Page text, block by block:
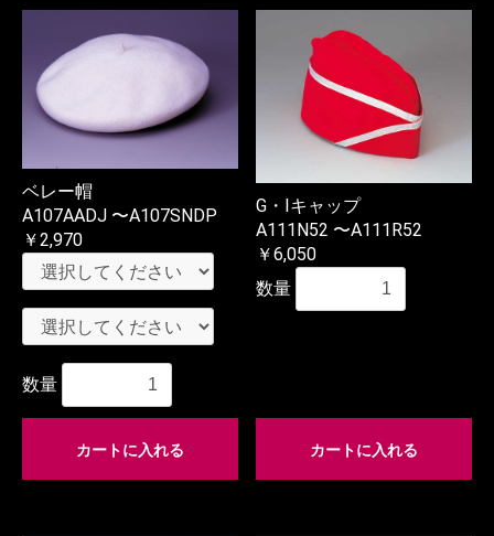
ベレー帽
A107AADJ 〜A107SNDP
￥2,970
数量
カートに入れる
G・Iキャップ
A111N52 〜A111R52
￥6,050
数量
カートに入れる